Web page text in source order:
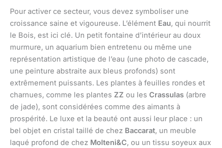
Pour activer ce secteur, vous devez symboliser une
croissance saine et vigoureuse. L’élément Eau, qui nourrit
le Bois, est ici clé. Un petit fontaine d’intérieur au doux
murmure, un aquarium bien entretenu ou même une
représentation artistique de l’eau (une photo de cascade,
une peinture abstraite aux bleus profonds) sont
extrêmement puissants. Les plantes à feuilles rondes et
charnues, comme les plantes ZZ ou les Crassulas (arbre
de jade), sont considérées comme des aimants à
prospérité. Le luxe et la beauté ont aussi leur place : un
bel objet en cristal taillé de chez Baccarat, un meuble
laqué profond de chez Molteni&C, ou un tissu soyeux aux